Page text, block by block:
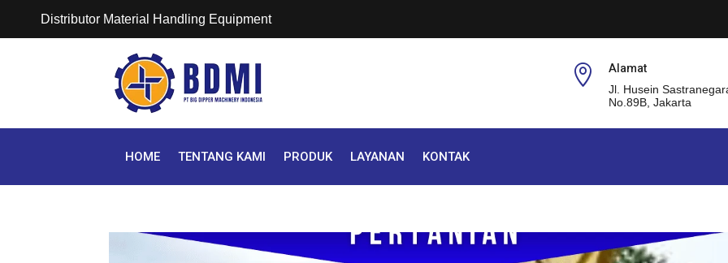
Distributor Material Handling Equipment
 Alamat
Jl. Husein
No.89B, Jakarta
HOME TENTANG KAMI PRODUK LAYANAN KONTAK